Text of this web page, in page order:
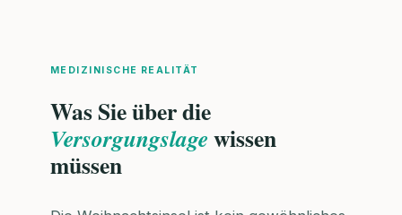
MEDIZINISCHE REALITÄT
Was Sie über die
Versorgungslagewissen
müssen